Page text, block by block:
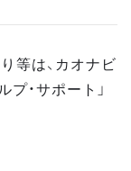
等は、カオナビ
・サポート」